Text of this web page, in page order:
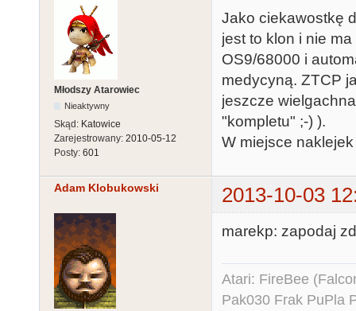
Młodszy Atarowiec
Nieaktywny
Skąd: Katowice
Zarejestrowany: 2010-05-12
Posty: 601
Jako ciekawostkę
jest to klon i nie
OS9/68000 i
medycyną. ZTCP
jeszcze
"kompletu" ;-) ).
W miejsce
Adam Klobukowski 2013-10-03
marekp: zapodaj
Atari: FireBee
Pak030 Frak PuPla